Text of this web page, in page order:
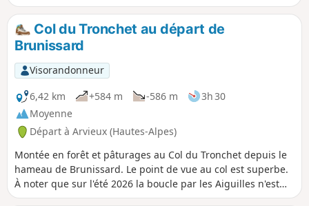
Col du Tronchet au départ de
Brunissard
Visorandonneur
6,42 km
+584 m -586 m
3h 30
Moyenne
Départ à Arvieux (Hautes-Alpes)
Montée en forêt et pâturages au Col du Tronchet depuis le
hameau de Brunissard. Le point de vue au col est superbe.
À noter que sur l'été 2026 la boucle par les Aiguilles n'est
pas possible en raison de travaux forestiers.